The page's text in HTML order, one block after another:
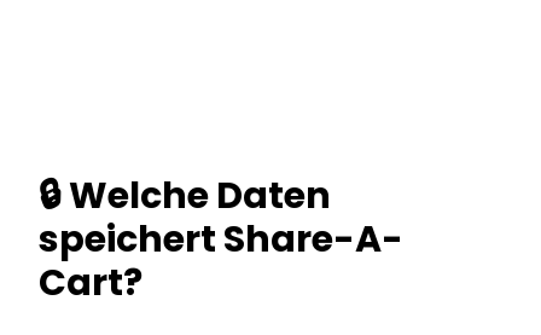
🔒 Welche Daten
speichert Share-A-
Cart?